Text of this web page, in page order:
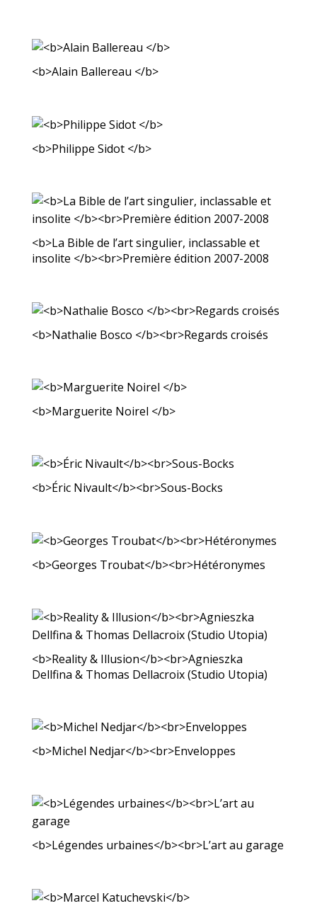
<b>Alain Ballereau </b>
<b>Philippe Sidot </b>
<b>La Bible de l’art singulier, inclassable et
insolite </b><br>Première édition 2007-2008
<b>Nathalie Bosco </b><br>Regards croisés
<b>Marguerite Noirel </b>
<b>Éric Nivault</b><br>Sous-Bocks
<b>Georges Troubat</b><br>Hétéronymes
<b>Reality & Illusion</b><br>Agnieszka
Dellfina & Thomas Dellacroix (Studio Utopia)
<b>Michel Nedjar</b><br>Enveloppes
<b>Légendes urbaines</b><br>L’art au garage